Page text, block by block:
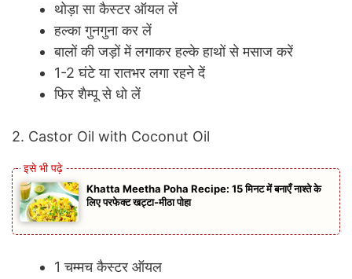
थोड़ा सा कैस्टर ऑयल लें
हल्का गुनगुना कर लें
बालों की जड़ों में लगाकर हल्के हाथों से मसाज करें
1-2 घंटे या रातभर लगा रहने दें
फिर शैम्पू से धो लें
2. Castor Oil with Coconut Oil
Khatta Meetha Poha Recipe: 15 मिनट में बनाएँ नाश्ते के
लिए परफेक्ट खट्टा-मीठा पोहा
1 चम्मच कैस्टर ऑयल